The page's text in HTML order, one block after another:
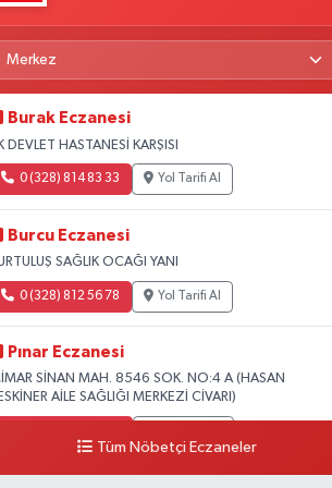
Burak Eczanesi
DEVLET HASTANESİ KARŞISI
0 (328) 814 83 33 Yol Tarifi Al
Burcu Eczanesi
SAĞLIK OCAĞI YANI
0 (328) 812 56 78 Yol Tarifi Al
Pınar Eczanesi
SİNAN MAH. 8546 SOK. NO:4 A (HASAN
AİLE SAĞLIĞI MERKEZİ CİVARI)
Tüm Nöbetçi Eczaneler